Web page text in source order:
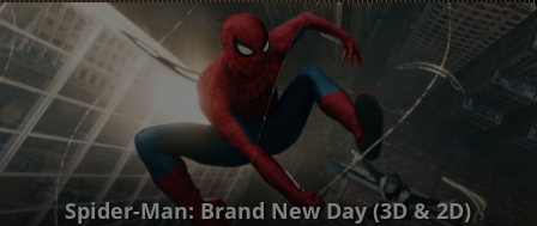
Spider-Man: Brand New Day (3D & 2D)